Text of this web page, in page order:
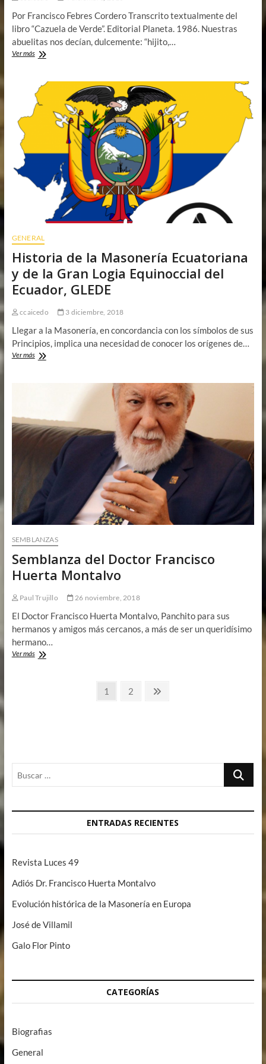
Por Francisco Febres Cordero Transcrito textualmente del
libro “Cazuela de Verde”. Editorial Planeta. 1986. Nuestras
abuelitas nos decían, dulcemente: “hijito,…
Ver másPor
Masones
no
adoran
GENERAL
Historia de la Masonería Ecuatoriana
y de la Gran Logia Equinoccial del
Ecuador, GLEDE
ccaicedo 3 diciembre, 2018
Llegar a la Masonería, en concordancia con los símbolos de sus
Principios, implica una necesidad de conocer los orígenes de…
Ver másHistoria
de
la
Gran
Equinoccial
GLEDE
SEMBLANZAS
Semblanza del Doctor Francisco
Huerta Montalvo
Paul Trujillo 26 noviembre, 2018
El Doctor Francisco Huerta Montalvo, Panchito para sus
hermanos y amigos más cercanos, a más de ser un queridísimo
hermano…
Ver másSemblanza
Página
1 Página
2
Buscar
ENTRADAS RECIENTES
Revista Luces 49
Adiós Dr. Francisco Huerta Montalvo
Evolución histórica de la Masonería en Europa
José de Villamil
Galo Flor Pinto
CATEGORÍAS
Biografias
General